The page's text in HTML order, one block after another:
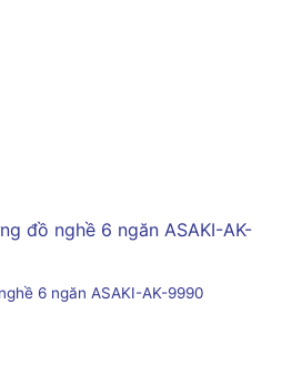
6 ngăn ASAKI-AK-9990